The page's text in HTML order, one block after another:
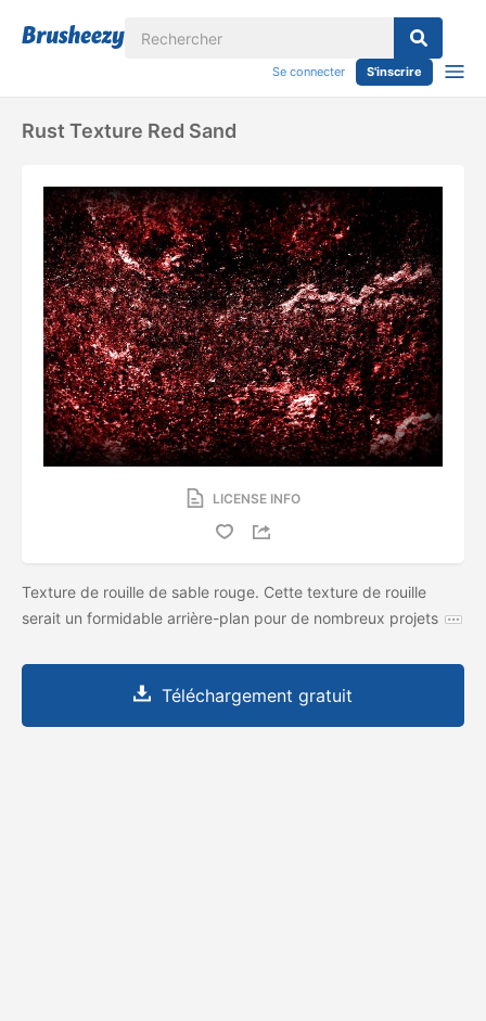
Se connecter S'inscrire
Rust Texture Red Sand
LICENSE INFO
Texture de rouille de sable rouge. Cette texture de rouille
serait un formidable arrière-plan pour de nombreux projets
Téléchargement gratuit